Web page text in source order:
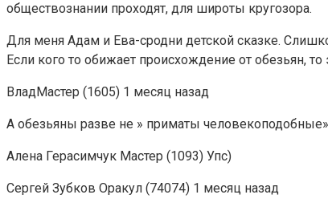
обществознании проходят, для широты кругозора.
Для меня Адам и Ева-сродни детской сказке.
Если кого то обижает происхождение от обезьян,
ВладМастер (1605) 1 месяц назад
А обезьяны разве не » приматы
Алена Герасимчук Мастер (1093) Упс)
Сергей Зубков Оракул (74074) 1 месяц назад